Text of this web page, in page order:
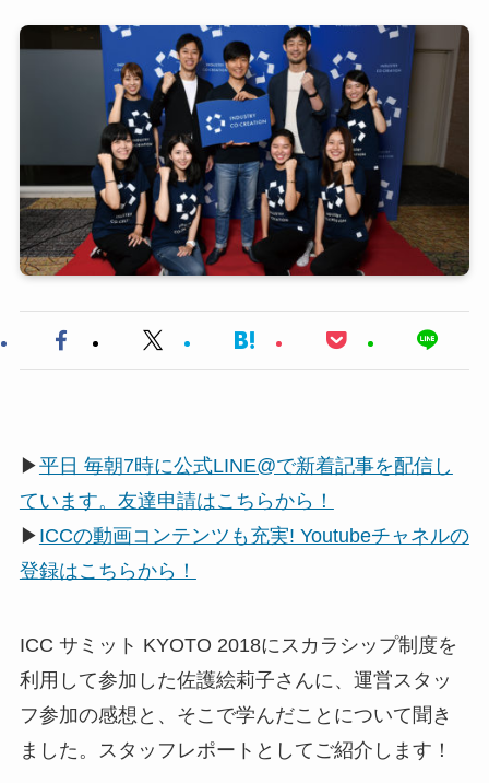
▶平日 毎朝7時に公式LINE@で新着記事を配信し
ています。友達申請はこちらから！
▶ ICCの動画コンテンツも充実! Youtubeチャネルの
登録はこちらから！
ICC サミット KYOTO 2018にスカラシップ制度を
利用して参加した佐護絵莉子さんに、運営スタッ
フ参加の感想と、そこで学んだことについて聞き
ました。スタッフレポートとしてご紹介します！